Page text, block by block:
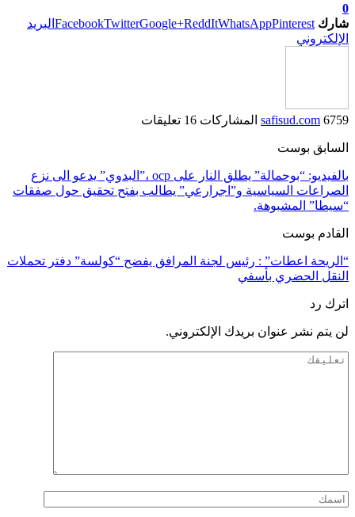
0
شارك
FacebookTwitterGoogle+ReddItWhatsAppPinterest
البريد
الإلكتروني
safisud.com 6759 المشاركات 16 تعليقات
السابق بوست
بالفيديو: “بوحمالة” يطلق النار على ocp ،”البدوي” يدعو الى نزع
الصراعات السياسية و”اجرارعي” يطالب بفتح تحقيق حول صفقات
“سيطا” المشبوهة.
القادم بوست
“الريحة اعطات” : رئيس لجنة المرافق يفضح “كولسة” دفتر تحملات
النقل الحضري بأسفي
اترك رد
لن يتم نشر عنوان بريدك الإلكتروني.